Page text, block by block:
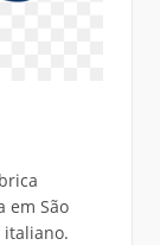
em São
italiano.